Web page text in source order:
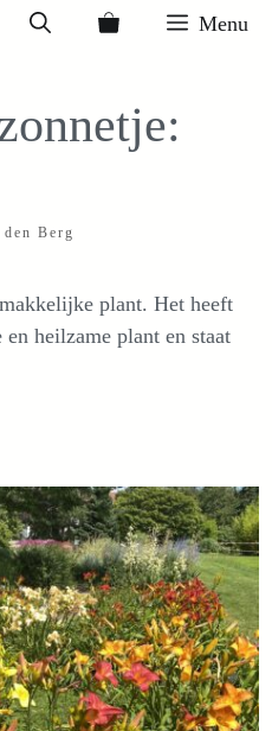
Menu
Berg
plant. Het heeft
heilzame plant en staat